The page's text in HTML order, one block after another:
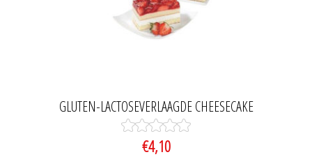
GLUTEN-LACTOSEVERLAAGDE CHEESECAKE
€4,10